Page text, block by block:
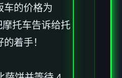
车的价格为
托车告诉给托
着手！